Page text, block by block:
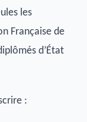
les
Française de
d’État
: